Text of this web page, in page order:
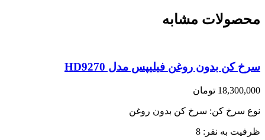
محصولات مشابه
سرخ کن بدون روغن فیلیپس مدل HD9270
18,300,000 تومان
نوع سرخ کن: سرخ کن بدون روغن
ظرفیت به نفر: 8